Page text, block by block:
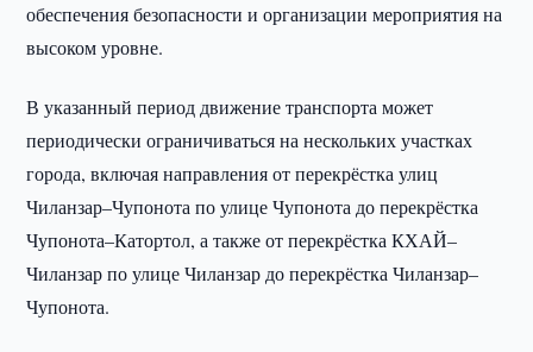
обеспечения безопасности и организации мероприятия на
высоком уровне.
В указанный период движение транспорта может
периодически ограничиваться на нескольких участках
города, включая направления от перекрёстка улиц
Чиланзар–Чупонота по улице Чупонота до перекрёстка
Чупонота–Катортол, а также от перекрёстка КХАЙ–
Чиланзар по улице Чиланзар до перекрёстка Чиланзар–
Чупонота.